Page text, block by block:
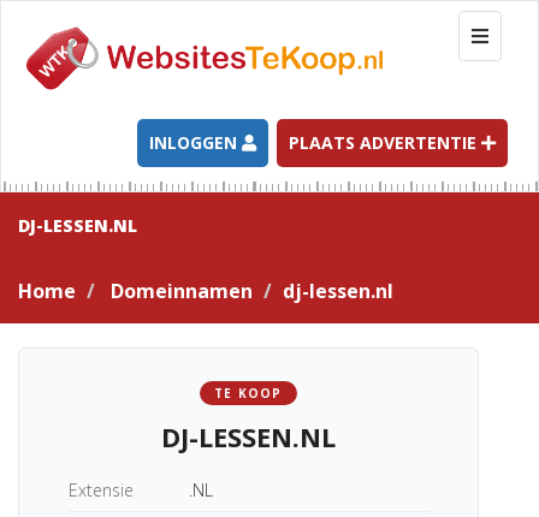
T
o
g
l
e
n
a
t
INLOGGEN PLAATS ADVERTENTIE
DJ-LESSEN.NL
Home Domeinnamen dj-lessen.nl
TE KOOP
DJ-LESSEN.NL
Extensie
.NL